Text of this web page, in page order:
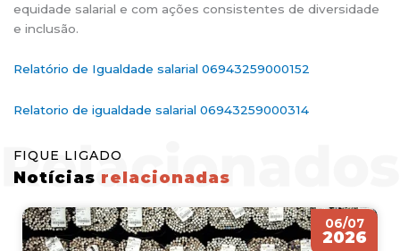
equidade salarial e com ações consistentes de diversidade
e inclusão.
Relatório de Igualdade salarial 06943259000152
Relatorio de igualdade salarial 06943259000314
FIQUE LIGADO
Notícias relacionadas
06/07
2026